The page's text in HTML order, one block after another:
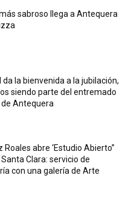
sabroso llega a Antequera
da la bienvenida a la jubilación,
siendo parte del entremado
Antequera
Roales abre ‘Estudio Abierto”
Clara: servicio de
con una galería de Arte